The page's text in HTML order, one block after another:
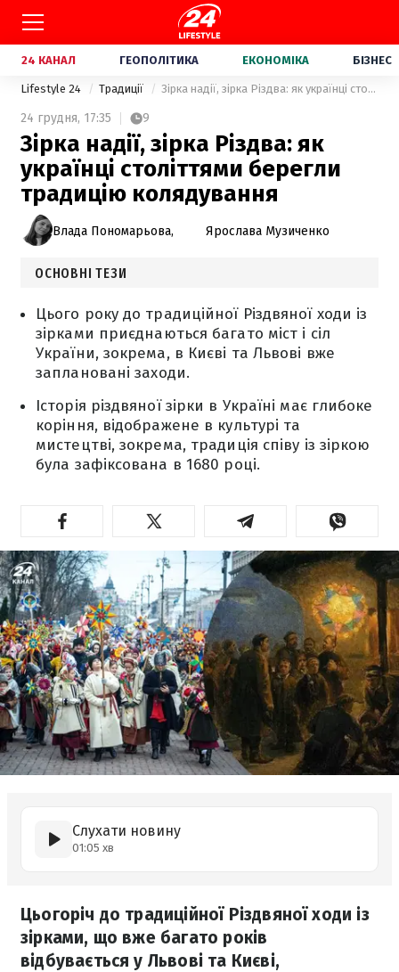
24 КАНАЛ ГЕОПОЛІТИКА ЕКОНОМІКА БІЗНЕС
Lifestyle 24 Традиції Зірка надії, зірка Різдва: як українці століттями берегли традицію колядування
24 грудня, 17:35 9
Зірка надії, зірка Різдва: як
українці століттями берегли
традицію колядування
Влада Пономарьова, Ярослава Музиченко
ОСНОВНІ ТЕЗИ
Цього року до традиційної Різдвяної ходи із
зірками приєднаються багато міст і сіл
України, зокрема, в Києві та Львові вже
заплановані заходи.
Історія різдвяної зірки в Україні має глибоке
коріння, відображене в культурі та
мистецтві, зокрема, традиція співу із зіркою
була зафіксована в 1680 році.
Слухати новину
01:05 хв
Цьогоріч до традиційної Різдвяної ходи із
зірками, що вже багато років
відбувається у Львові та Києві,